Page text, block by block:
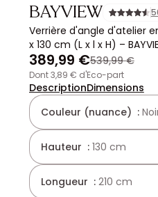
BAYVIEW
Verrière d'angle d'atelier
x 130 cm (L x l x H) –
389,99 €539,99 €
dont 3,89 € d'Eco-part
DescriptionDimensions
Couleur (nuance) :
Hauteur : 130 cm
Longueur : 210 cm